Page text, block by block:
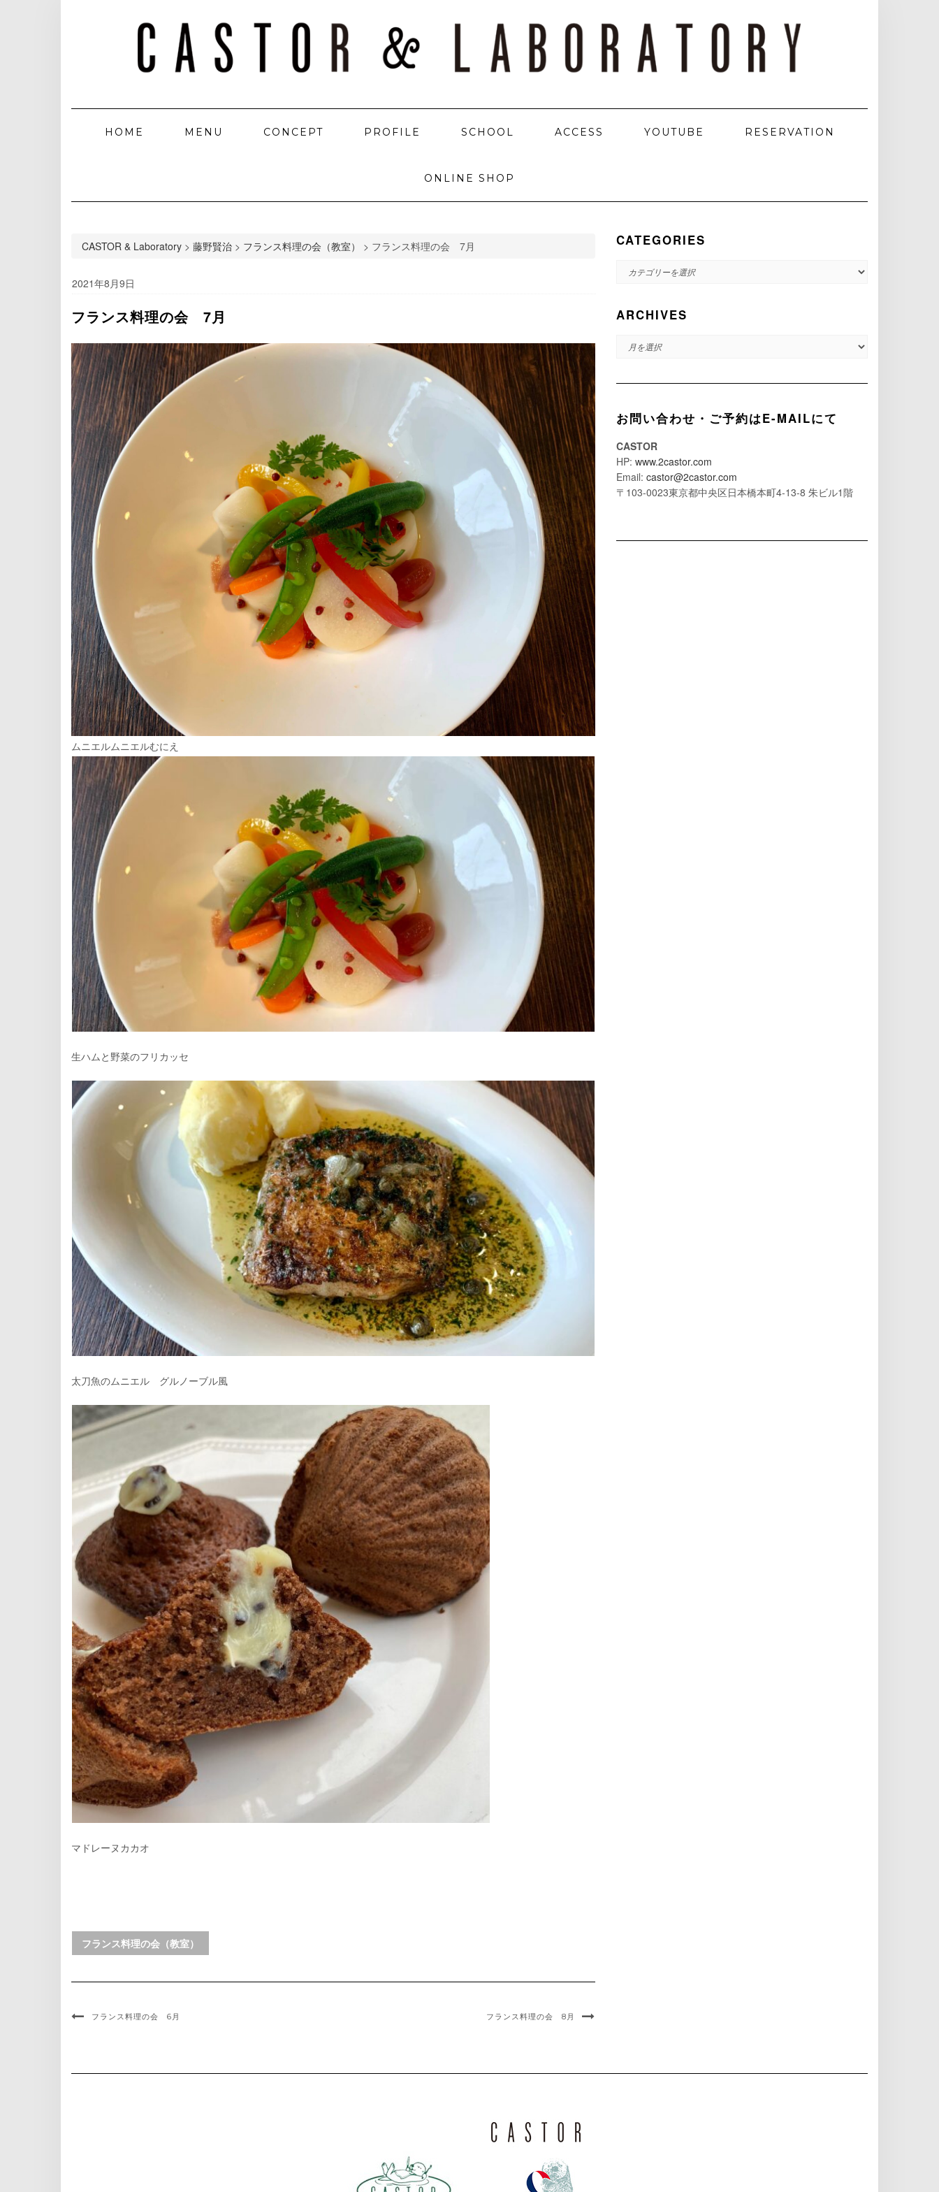
HOME MENU CONCEPT PROFILE SCHOOL ACCESS YOUTUBE RESERVATION
ONLINE SHOP
CASTOR & Laboratory > 藤野賢治 > フランス料理の会（教室） > フランス料理の会 7月
2021年8月9日
フランス料理の会 7月
ムニエルムニエルむにえ
生ハムと野菜のフリカッセ
太刀魚のムニエル グルノーブル風
マドレーヌカカオ
フランス料理の会（教室）
フランス料理の会 6月 フランス料理の会 8月
CATEGORIES
CATEGORIES
ARCHIVES
ARCHIVES
お問い合わせ・ご予約はE-MAILにて
CASTOR
HP: www.2castor.com
Email: castor@2castor.com
〒103-0023東京都中央区日本橋本町4-13-8 朱ビル1階